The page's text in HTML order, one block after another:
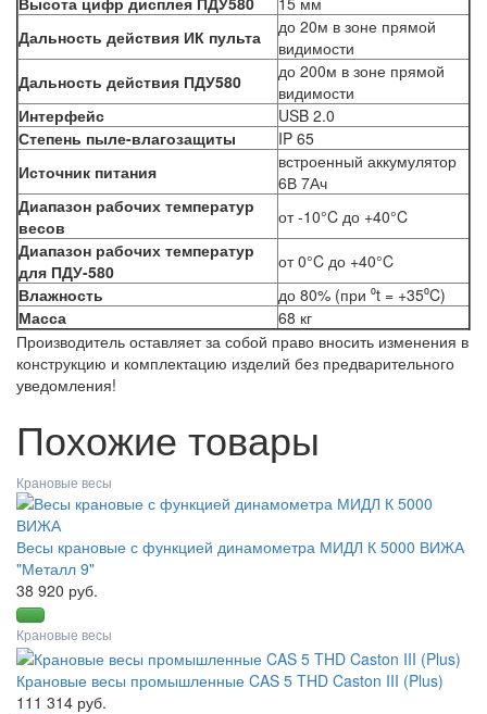
Дальность действия ИК пульта
до 20м в зоне прямой
видимости
Дальность действия ПДУ580
до 200м в зоне прямой
видимости
Интерфейс
USB 2.0
Степень пыле-влагозащиты
IP 65
Источник питания
встроенный аккумулятор
6В 7Ач
Диапазон рабочих температур
весов
от -10°C до +40°C
Диапазон рабочих температур
для ПДУ-580
от 0°C до +40°C
Влажность
до 80% (при ⁰t = +35⁰C)
Масса
68 кг
Производитель оставляет за собой право вносить изменения в
конструкцию и комплектацию изделий без предварительного
уведомления!
Похожие товары
Крановые весы
Весы крановые с функцией динамометра МИДЛ К 5000 ВИЖА
"Металл 9"
38 920 руб.
Крановые весы
Крановые весы промышленные CAS 5 THD Caston III (Plus)
111 314 руб.